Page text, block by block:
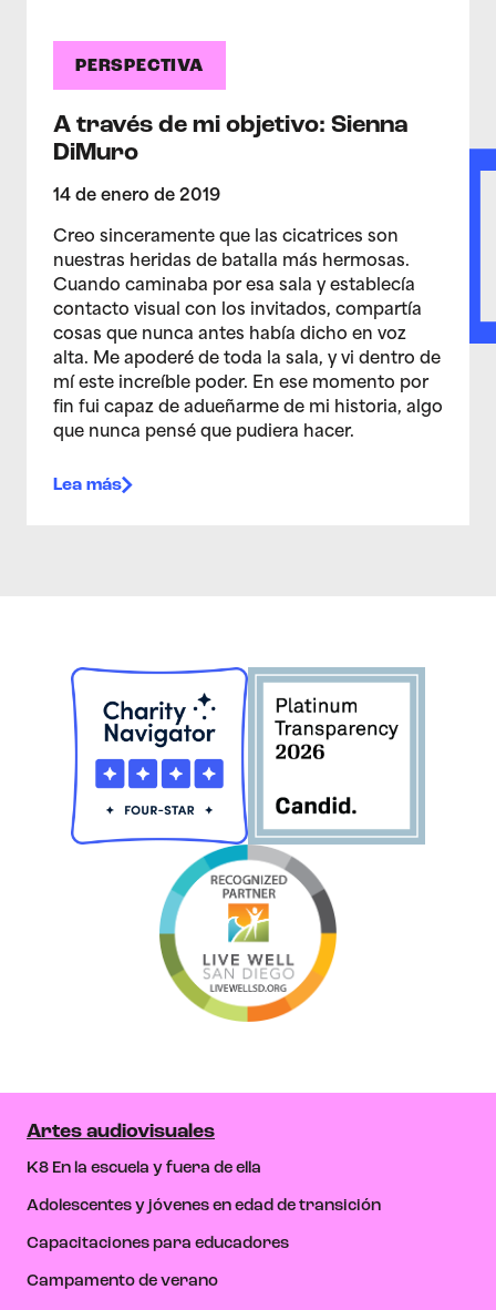
PERSPECTIVA
A través de mi objetivo: Sienna
DiMuro
14 de enero de 2019
Creo sinceramente que las cicatrices son
nuestras heridas de batalla más hermosas.
Cuando caminaba por esa sala y establecía
contacto visual con los invitados, compartía
cosas que nunca antes había dicho en voz
alta. Me apoderé de toda la sala, y vi dentro de
mí este increíble poder. En ese momento por
fin fui capaz de adueñarme de mi historia, algo
que nunca pensé que pudiera hacer.
Lea más
Artes audiovisuales
K8 En la escuela y fuera de ella
Adolescentes y jóvenes en edad de transición
Capacitaciones para educadores
Campamento de verano